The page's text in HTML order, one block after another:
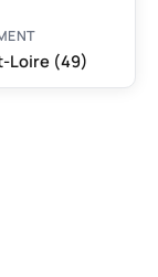
Loire (49)